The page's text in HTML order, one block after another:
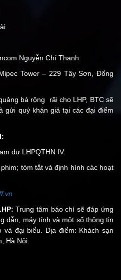
Nguyễn Chí Thanh
Tower – 229 Tây Sơn, Đống
bá rộng rãi cho LHP, BTC sẽ
gửi quý khán giả tại các đại điểm
dự LHPQTHN IV.
tóm tắt và định hình các hoạt
Trung tâm báo chí sẽ đáp ứng
dẫn, máy tính và một số thông tin
và đại biểu. Địa điểm: Khách sạn
Hà Nội.